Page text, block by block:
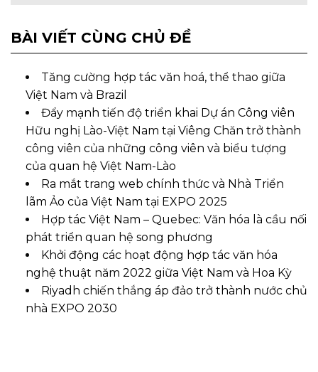
BÀI VIẾT CÙNG CHỦ ĐỀ
Tăng cường hợp tác văn hoá, thể thao giữa
Việt Nam và Brazil
Đẩy mạnh tiến độ triển khai Dự án Công viên
Hữu nghị Lào-Việt Nam tại Viêng Chăn trở thành
công viên của những công viên và biểu tượng
của quan hệ Việt Nam-Lào
Ra mắt trang web chính thức và Nhà Triển
lãm Ảo của Việt Nam tại EXPO 2025
Hợp tác Việt Nam – Quebec: Văn hóa là cầu nối
phát triển quan hệ song phương
Khởi động các hoạt động hợp tác văn hóa
nghệ thuật năm 2022 giữa Việt Nam và Hoa Kỳ
Riyadh chiến thắng áp đảo trở thành nước chủ
nhà EXPO 2030